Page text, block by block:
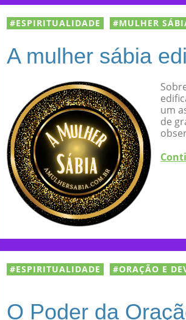
ESPIRITUALIDADE MULHER
A mulher sábia
um
de
ESPIRITUALIDADE ORAÇÃO E
O Poder da